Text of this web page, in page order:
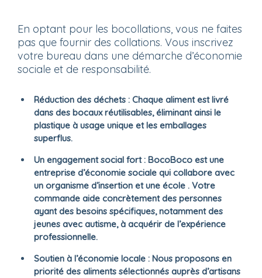
En optant pour les bocollations, vous ne faites
pas que fournir des collations. Vous inscrivez
votre bureau dans une démarche d’économie
sociale et de responsabilité.
Réduction des déchets : Chaque aliment est livré
dans des bocaux réutilisables, éliminant ainsi le
plastique à usage unique et les emballages
superflus.
Un engagement social fort : BocoBoco est une
entreprise d’économie sociale qui collabore avec
un organisme d’insertion et une école . Votre
commande aide concrètement des personnes
ayant des besoins spécifiques, notamment des
jeunes avec autisme, à acquérir de l’expérience
professionnelle.
Soutien à l’économie locale : Nous proposons en
priorité des aliments sélectionnés auprès d’artisans